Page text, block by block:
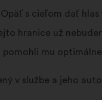
s cieľom dať
hranice už
mu
v službe a jeho